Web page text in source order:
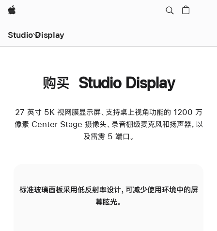
Apple
Studio Display
购买 Studio Display
27 英寸 5K 视网膜显示屏、支持桌上视角功能的 1200 万
像素 Center Stage 摄像头、录音棚级麦克风和扬声器，以
及雷雳 5 端口。
标准玻璃面板采用低反射率设计，可减少使用环境中的屏
幕眩光。